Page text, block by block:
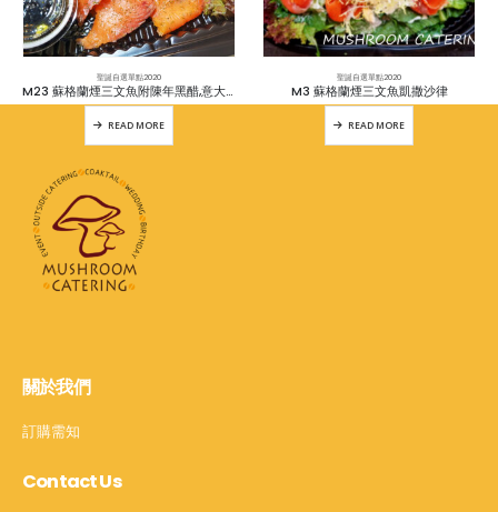
聖誕自選單點2020
M23 蘇格蘭煙三文魚附陳年黑醋,意大利初搾橄欖油,意大利黑醋醬
READ MORE
聖誕自選單點2020
M3 蘇格蘭煙三文魚凱撒沙律
READ MORE
關於我們
訂購需知
Contact Us